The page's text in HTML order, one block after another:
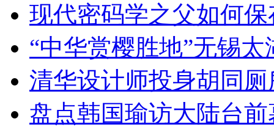
现代密码学之父如何
“中华赏樱胜地”无锡
清华设计师投身胡同
盘点韩国瑜访大陆台